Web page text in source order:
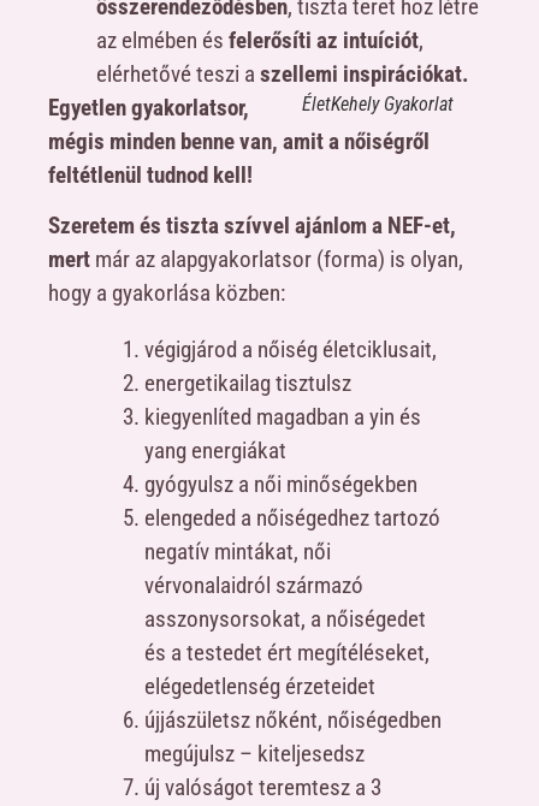
összerendeződésben, tiszta teret hoz létre
az elmében és felerősíti az intuíciót,
elérhetővé teszi a szellemi inspirációkat.
ÉletKehely Gyakorlat
Egyetlen gyakorlatsor,
mégis minden benne van, amit a nőiségről
feltétlenül tudnod kell!
Szeretem és tiszta szívvel ajánlom a NEF-et,
mert már az alapgyakorlatsor (forma) is olyan,
hogy a gyakorlása közben:
végigjárod a nőiség életciklusait,
energetikailag tisztulsz
kiegyenlíted magadban a yin és
yang energiákat
gyógyulsz a női minőségekben
elengeded a nőiségedhez tartozó
negatív mintákat, női
vérvonalaidról származó
asszonysorsokat, a nőiségedet
és a testedet ért megítéléseket,
elégedetlenség érzeteidet
újjászületsz nőként, nőiségedben
megújulsz – kiteljesedsz
új valóságot teremtesz a 3